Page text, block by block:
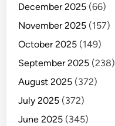
December 2025 (66)
November 2025 (157)
October 2025 (149)
September 2025 (238)
August 2025 (372)
July 2025 (372)
June 2025 (345)